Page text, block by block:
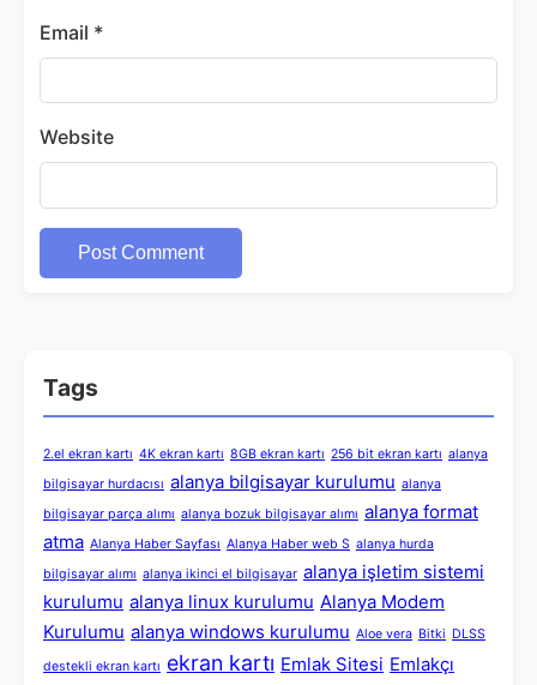
Email *
Website
Tags
2.el ekran kartı 4K ekran kartı 8GB ekran kartı 256 bit ekran kartı alanya
bilgisayar hurdacısı alanya bilgisayar kurulumu alanya
bilgisayar parça alımı alanya bozuk bilgisayar alımı alanya format
atma Alanya Haber Sayfası Alanya Haber web S alanya hurda
bilgisayar alımı alanya ikinci el bilgisayar alanya işletim sistemi
kurulumu alanya linux kurulumu Alanya Modem
Kurulumu alanya windows kurulumu Aloe vera Bitki DLSS
destekli ekran kartı ekran kartı Emlak Sitesi Emlakçı